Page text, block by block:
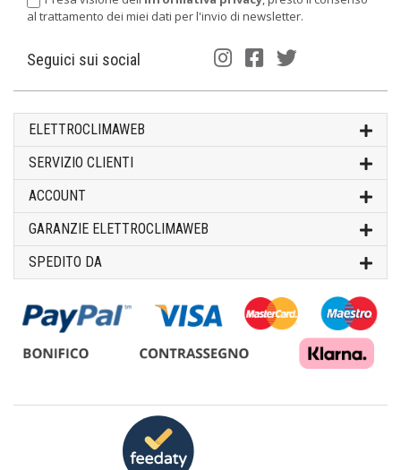
al trattamento dei miei dati per l'invio di newsletter.
Seguici sui social
ELETTROCLIMAWEB
SERVIZIO CLIENTI
ACCOUNT
GARANZIE ELETTROCLIMAWEB
SPEDITO DA